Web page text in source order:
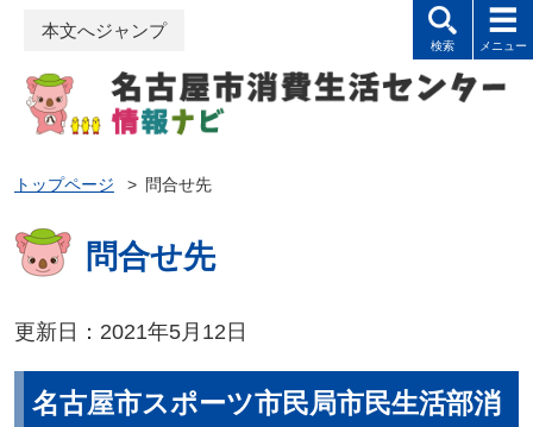
本文へジャンプ
トップページ > 問合せ先
問合せ先
更新日：2021年5月12日
名古屋市スポーツ市民局市民生活部消